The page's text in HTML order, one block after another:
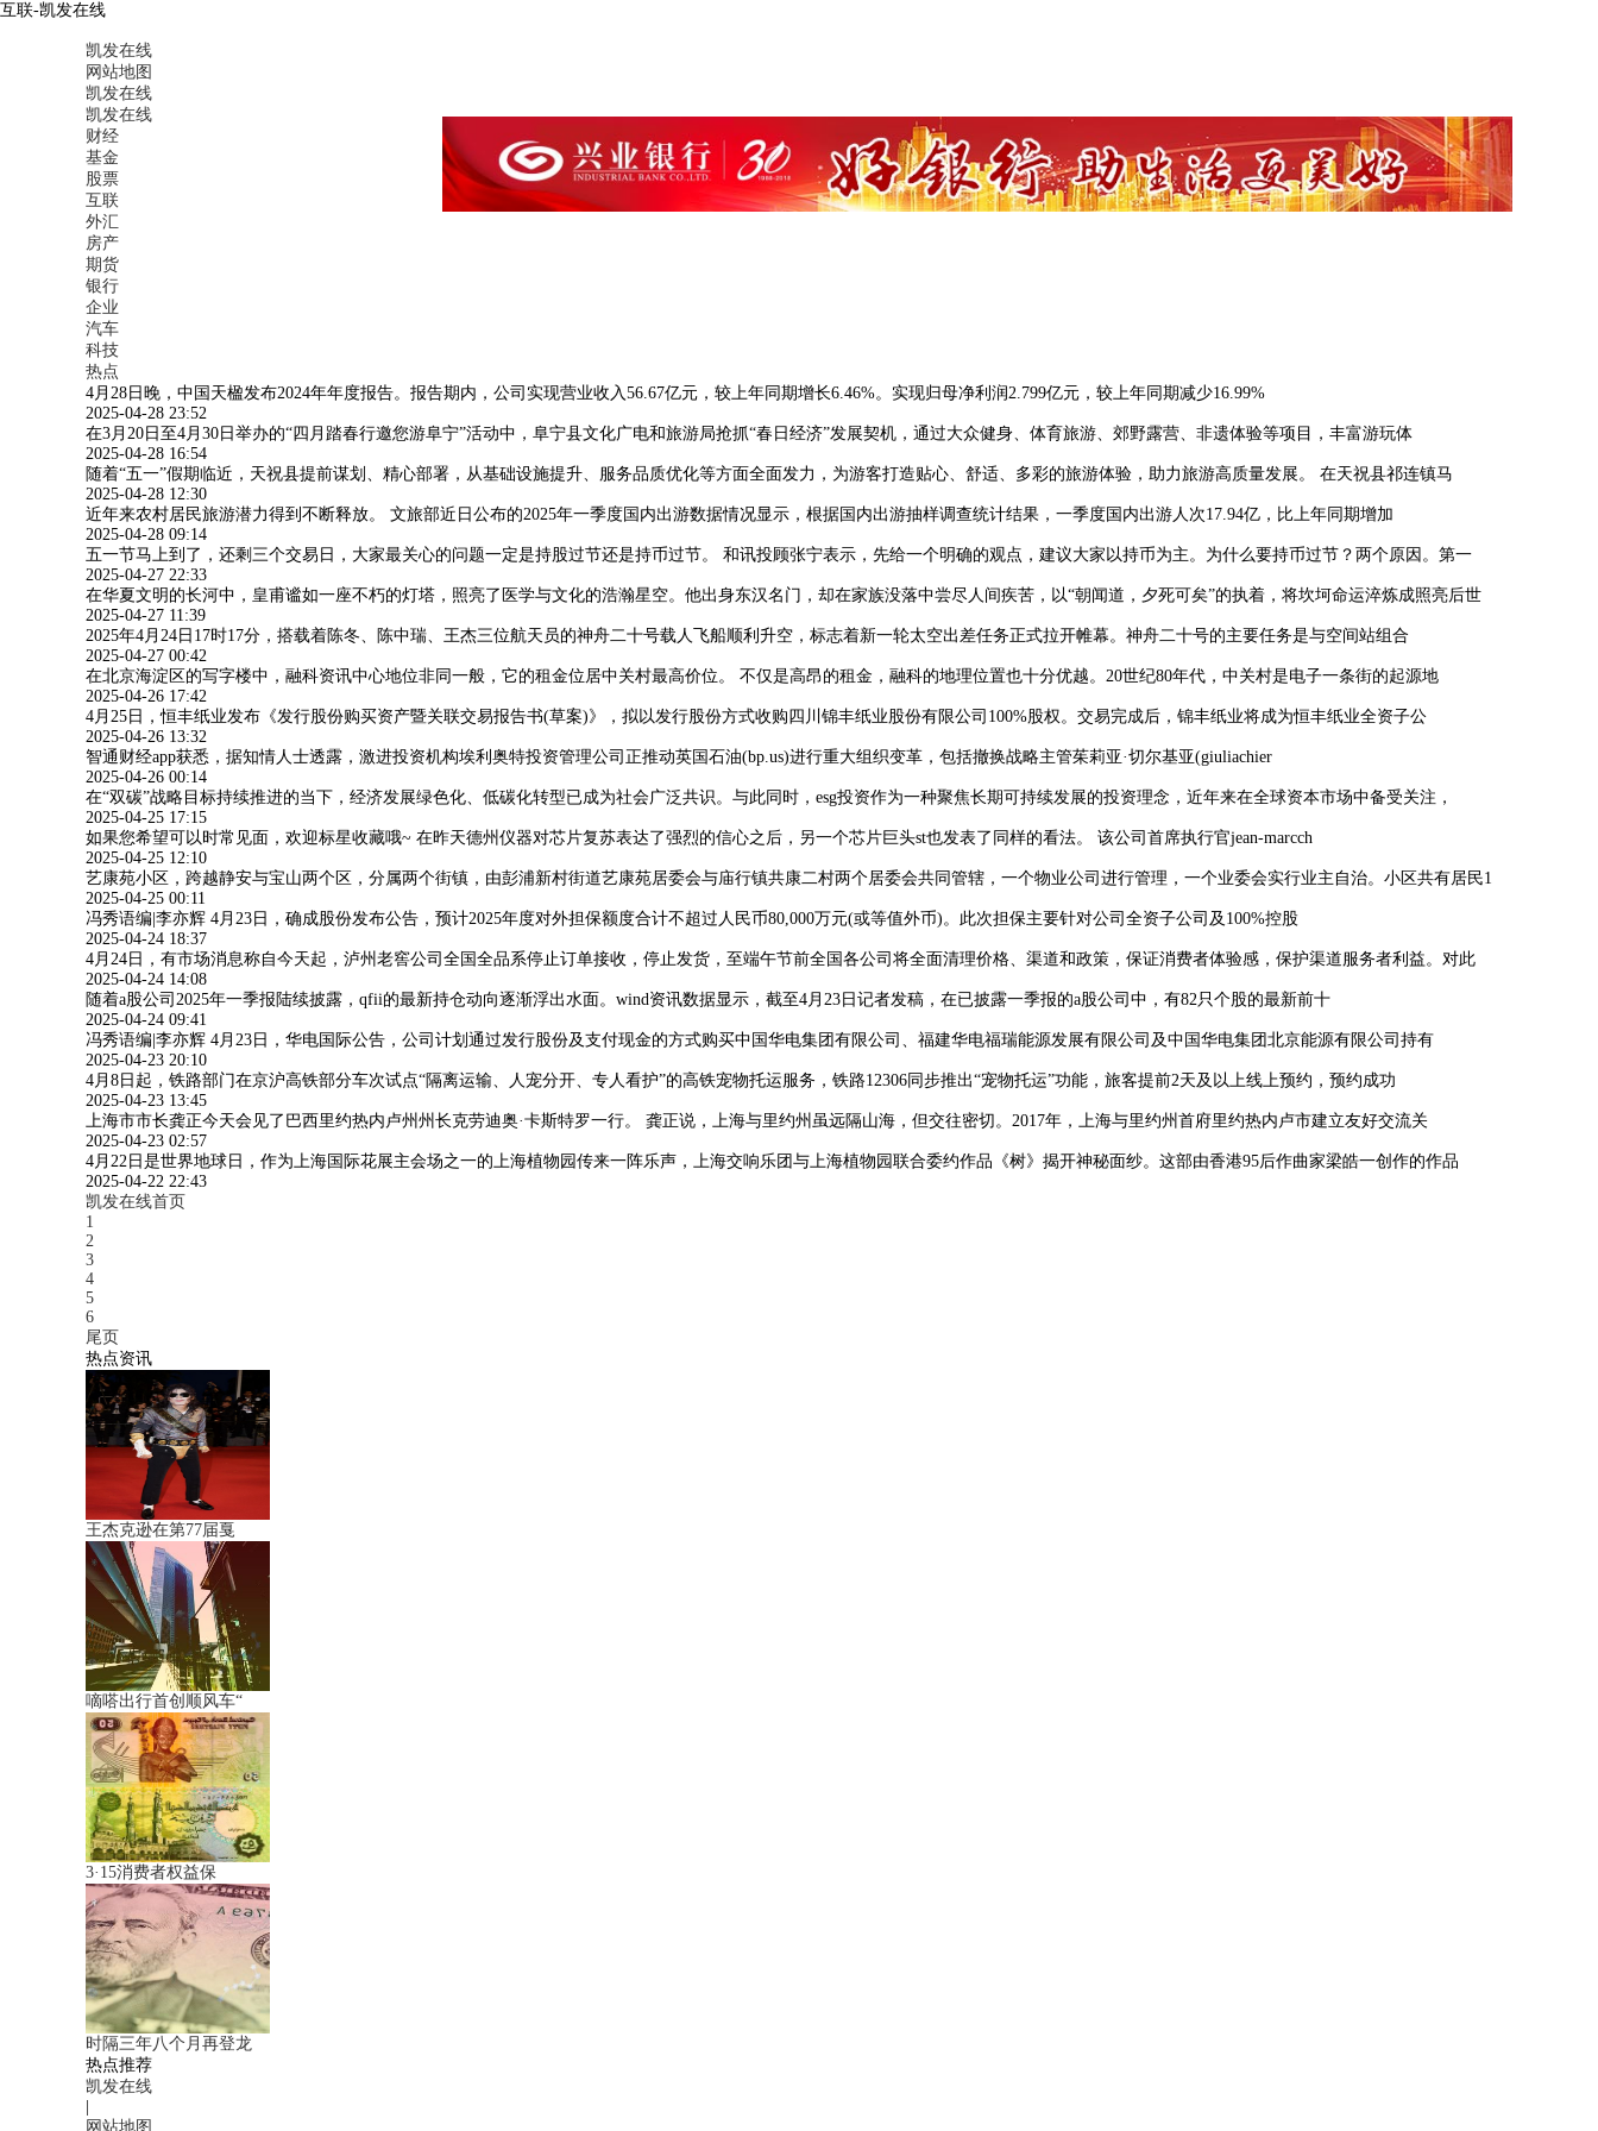
互联-凯发在线
凯发在线
网站地图
凯发在线
凯发在线
财经
基金
股票
互联
外汇
房产
期货
银行
企业
汽车
科技
热点
4月28日晚，中国天楹发布2024年年度报告。报告期内，公司实现营业收入56.67亿元，较上年同期增长6.46%。实现归母净利润2.799亿元，较上年同期减少16.99%
2025-04-28 23:52
在3月20日至4月30日举办的“四月踏春行邀您游阜宁”活动中，阜宁县文化广电和旅游局抢抓“春日经济”发展契机，通过大众健身、体育旅游、郊野露营、非遗体验等项目，丰富游玩体
2025-04-28 16:54
随着“五一”假期临近，天祝县提前谋划、精心部署，从基础设施提升、服务品质优化等方面全面发力，为游客打造贴心、舒适、多彩的旅游体验，助力旅游高质量发展。 在天祝县祁连镇马
2025-04-28 12:30
近年来农村居民旅游潜力得到不断释放。 文旅部近日公布的2025年一季度国内出游数据情况显示，根据国内出游抽样调查统计结果，一季度国内出游人次17.94亿，比上年同期增加
2025-04-28 09:14
五一节马上到了，还剩三个交易日，大家最关心的问题一定是持股过节还是持币过节。 和讯投顾张宁表示，先给一个明确的观点，建议大家以持币为主。为什么要持币过节？两个原因。第一
2025-04-27 22:33
在华夏文明的长河中，皇甫谧如一座不朽的灯塔，照亮了医学与文化的浩瀚星空。他出身东汉名门，却在家族没落中尝尽人间疾苦，以“朝闻道，夕死可矣”的执着，将坎坷命运淬炼成照亮后世
2025-04-27 11:39
2025年4月24日17时17分，搭载着陈冬、陈中瑞、王杰三位航天员的神舟二十号载人飞船顺利升空，标志着新一轮太空出差任务正式拉开帷幕。神舟二十号的主要任务是与空间站组合
2025-04-27 00:42
在北京海淀区的写字楼中，融科资讯中心地位非同一般，它的租金位居中关村最高价位。 不仅是高昂的租金，融科的地理位置也十分优越。20世纪80年代，中关村是电子一条街的起源地
2025-04-26 17:42
4月25日，恒丰纸业发布《发行股份购买资产暨关联交易报告书(草案)》，拟以发行股份方式收购四川锦丰纸业股份有限公司100%股权。交易完成后，锦丰纸业将成为恒丰纸业全资子公
2025-04-26 13:32
智通财经app获悉，据知情人士透露，激进投资机构埃利奥特投资管理公司正推动英国石油(bp.us)进行重大组织变革，包括撤换战略主管茱莉亚·切尔基亚(giuliachier
2025-04-26 00:14
在“双碳”战略目标持续推进的当下，经济发展绿色化、低碳化转型已成为社会广泛共识。与此同时，esg投资作为一种聚焦长期可持续发展的投资理念，近年来在全球资本市场中备受关注，
2025-04-25 17:15
如果您希望可以时常见面，欢迎标星收藏哦~ 在昨天德州仪器对芯片复苏表达了强烈的信心之后，另一个芯片巨头st也发表了同样的看法。 该公司首席执行官jean-marcch
2025-04-25 12:10
艺康苑小区，跨越静安与宝山两个区，分属两个街镇，由彭浦新村街道艺康苑居委会与庙行镇共康二村两个居委会共同管辖，一个物业公司进行管理，一个业委会实行业主自治。小区共有居民1
2025-04-25 00:11
冯秀语编|李亦辉 4月23日，确成股份发布公告，预计2025年度对外担保额度合计不超过人民币80,000万元(或等值外币)。此次担保主要针对公司全资子公司及100%控股
2025-04-24 18:37
4月24日，有市场消息称自今天起，泸州老窖公司全国全品系停止订单接收，停止发货，至端午节前全国各公司将全面清理价格、渠道和政策，保证消费者体验感，保护渠道服务者利益。对此
2025-04-24 14:08
随着a股公司2025年一季报陆续披露，qfii的最新持仓动向逐渐浮出水面。wind资讯数据显示，截至4月23日记者发稿，在已披露一季报的a股公司中，有82只个股的最新前十
2025-04-24 09:41
冯秀语编|李亦辉 4月23日，华电国际公告，公司计划通过发行股份及支付现金的方式购买中国华电集团有限公司、福建华电福瑞能源发展有限公司及中国华电集团北京能源有限公司持有
2025-04-23 20:10
4月8日起，铁路部门在京沪高铁部分车次试点“隔离运输、人宠分开、专人看护”的高铁宠物托运服务，铁路12306同步推出“宠物托运”功能，旅客提前2天及以上线上预约，预约成功
2025-04-23 13:45
上海市市长龚正今天会见了巴西里约热内卢州州长克劳迪奥·卡斯特罗一行。 龚正说，上海与里约州虽远隔山海，但交往密切。2017年，上海与里约州首府里约热内卢市建立友好交流关
2025-04-23 02:57
4月22日是世界地球日，作为上海国际花展主会场之一的上海植物园传来一阵乐声，上海交响乐团与上海植物园联合委约作品《树》揭开神秘面纱。这部由香港95后作曲家梁皓一创作的作品
2025-04-22 22:43
凯发在线首页
1
2
3
4
5
6
尾页
热点资讯
王杰克逊在第77届戛
嘀嗒出行首创顺风车“
3·15消费者权益保
时隔三年八个月再登龙
热点推荐
凯发在线
网站地图